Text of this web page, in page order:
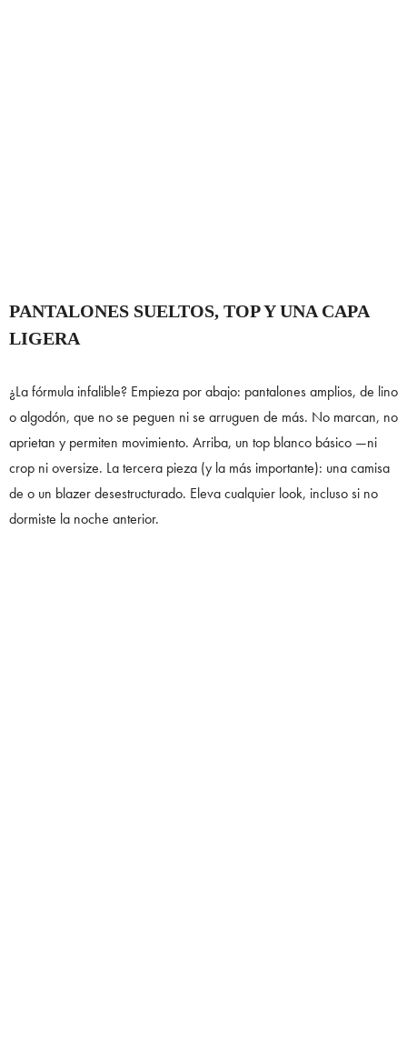
PANTALONES SUELTOS, TOP Y UNA CAPA
LIGERA
¿La fórmula infalible? Empieza por abajo: pantalones amplios, de lino
o algodón, que no se peguen ni se arruguen de más. No marcan, no
aprietan y permiten movimiento. Arriba, un top blanco básico —ni
crop ni oversize. La tercera pieza (y la más importante): una camisa
de o un blazer desestructurado. Eleva cualquier look, incluso si no
dormiste la noche anterior.